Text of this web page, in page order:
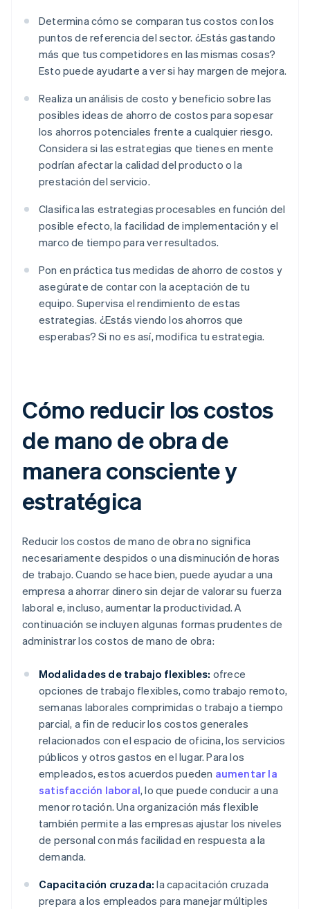
Determina cómo se comparan tus costos con los
puntos de referencia del sector. ¿Estás gastando
más que tus competidores en las mismas cosas?
Esto puede ayudarte a ver si hay margen de mejora.
Realiza un análisis de costo y beneficio sobre las
posibles ideas de ahorro de costos para sopesar
los ahorros potenciales frente a cualquier riesgo.
Considera si las estrategias que tienes en mente
podrían afectar la calidad del producto o la
prestación del servicio.
Clasifica las estrategias procesables en función del
posible efecto, la facilidad de implementación y el
marco de tiempo para ver resultados.
Pon en práctica tus medidas de ahorro de costos y
asegúrate de contar con la aceptación de tu
equipo. Supervisa el rendimiento de estas
estrategias. ¿Estás viendo los ahorros que
esperabas? Si no es así, modifica tu estrategia.
Cómo reducir los costos
de mano de obra de
manera consciente y
estratégica
Reducir los costos de mano de obra no significa
necesariamente despidos o una disminución de horas
de trabajo. Cuando se hace bien, puede ayudar a una
empresa a ahorrar dinero sin dejar de valorar su fuerza
laboral e, incluso, aumentar la productividad. A
continuación se incluyen algunas formas prudentes de
administrar los costos de mano de obra:
Modalidades de trabajo flexibles: ofrece
opciones de trabajo flexibles, como trabajo remoto,
semanas laborales comprimidas o trabajo a tiempo
parcial, a fin de reducir los costos generales
relacionados con el espacio de oficina, los servicios
públicos y otros gastos en el lugar. Para los
empleados, estos acuerdos pueden aumentar la
satisfacción laboral, lo que puede conducir a una
menor rotación. Una organización más flexible
también permite a las empresas ajustar los niveles
de personal con más facilidad en respuesta a la
demanda.
Capacitación cruzada: la capacitación cruzada
prepara a los empleados para manejar múltiples